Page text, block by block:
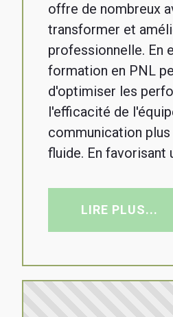
offre de nombreux
transformer et
professionnelle. En
formation en PNL
d'optimiser les
l'efficacité de
communication
fluide. En favorisant
LIRE PLUS...